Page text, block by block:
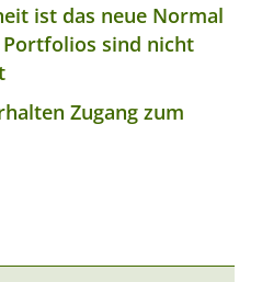
ist das neue Normal
sind nicht
Zugang zum